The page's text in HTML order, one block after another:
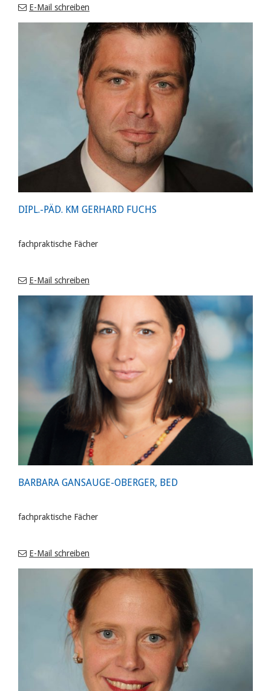
E-Mail schreiben
DIPL.-PÄD. KM GERHARD FUCHS
fachpraktische Fächer
E-Mail schreiben
BARBARA GANSAUGE-OBERGER, BED
fachpraktische Fächer
E-Mail schreiben